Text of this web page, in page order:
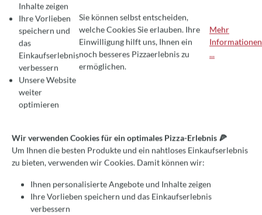
Durchschnittliche Bewertung von 0 von 5 Sternen
Jetzt bewerten!
Izzo Panel "K"
1.523,20 €*
Preise inkl. MwSt.
COOKIE-VOREINSTELLUNGEN
Wir verwenden Cookies für ein optimales Pizza-Erlebnis 🍕
Um Ihnen die besten Produkte und ein nahtloses Einkaufserlebnis zu
Inhalte zeigen
Ihre Vorlieben
speichern und
das
Einkaufserlebnis
verbessern
Unsere Website
weiter
optimieren
Sie können selbst entscheiden,
welche Cookies Sie erlauben. Ihre
Einwilligung hilft uns, Ihnen ein
noch besseres Pizzaerlebnis zu
ermöglichen.
Mehr
Informationen
...
Wir verwenden Cookies für ein optimales Pizza-Erlebnis 🍕
Um Ihnen die besten Produkte und ein nahtloses Einkaufserlebnis
zu bieten, verwenden wir Cookies. Damit können wir:
Ihnen personalisierte Angebote und Inhalte zeigen
Ihre Vorlieben speichern und das Einkaufserlebnis
verbessern